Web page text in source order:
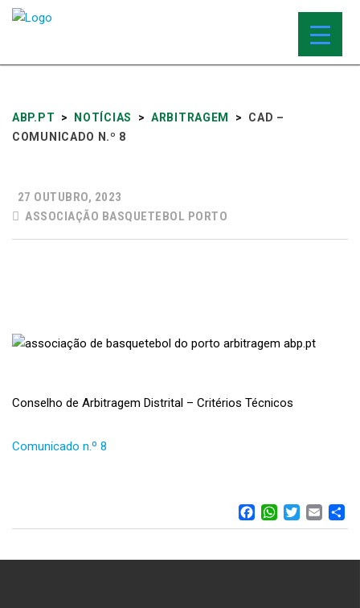
ABP.PT > NOTÍCIAS > ARBITRAGEM >
CAD –
COMUNICADO N.º 8
27 OUTUBRO, 2023
ASSOCIAÇÃO BASQUETEBOL PORTO
Conselho de Arbitragem Distrital – Critérios Técnicos
Comunicado n.º 8